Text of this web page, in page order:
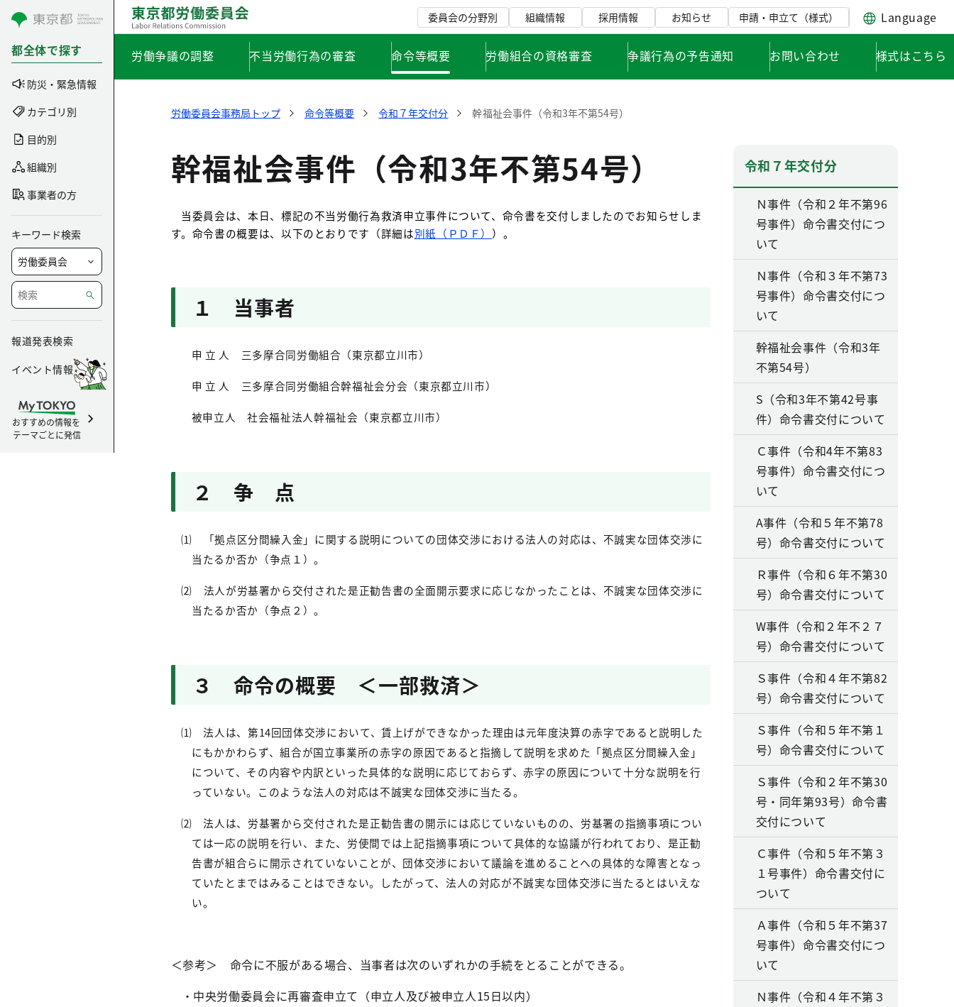
コンテンツにスキップ
都全体で探す
防災・緊急情報
カテゴリ別
目的別
組織別
事業者の方
キーワード検索
報道発表検索
イベント情報
おすすめの情報を
テーマごとに発信
委員会の分野別 組織情報 採用情報 お知らせ 申請・申立て（様式） Language
労働争議の調整 不当労働行為の審査 命令等概要 労働組合の資格審査 争議行為の予告通知 お問い合わせ 様式はこちら
労働委員会事務局トップ 命令等概要 令和７年交付分 幹福祉会事件（令和3年不第54号）
幹福祉会事件（令和3年不第54号）
当委員会は、本日、標記の不当労働行為救済申立事件について、命令書を交付しましたのでお知らせしま
す。命令書の概要は、以下のとおりです（詳細は別紙（ＰＤＦ））。
１ 当事者
申 立 人 三多摩合同労働組合（東京都立川市）
申 立 人 三多摩合同労働組合幹福祉会分会（東京都立川市）
被申立人 社会福祉法人幹福祉会 （東京都立川市）
２ 争 点
⑴ 「拠点区分間繰入金」に関する説明についての団体交渉における法人の対応は、不誠実な団体交渉に
当たるか否か（争点１）。
⑵ 法人が労基署から交付された是正勧告書の全面開示要求に応じなかったことは、不誠実な団体交渉に
当たるか否か（争点２）。
３ 命令の概要 ＜一部救済＞
⑴ 法人は、第14回団体交渉において、賃上げができなかった理由は元年度決算の赤字であると説明した
にもかかわらず、組合が国立事業所の赤字の原因であると指摘して説明を求めた「拠点区分間繰入金」
について、その内容や内訳といった具体的な説明に応じておらず、赤字の原因について十分な説明を行
っていない。このような法人の対応は不誠実な団体交渉に当たる。
⑵ 法人は、労基署から交付された是正勧告書の開示には応じていないものの、労基署の指摘事項につい
ては一応の説明を行い、また、労使間では上記指摘事項について具体的な協議が行われており、是正勧
告書が組合らに開示されていないことが、団体交渉において議論を進めることへの具体的な障害となっ
ていたとまではみることはできない。したがって、法人の対応が不誠実な団体交渉に当たるとはいえな
い。
＜参考＞ 命令に不服がある場合、当事者は次のいずれかの手続をとることができる。
・中央労働委員会に再審査申立て（申立人及び被申立人15日以内）
令和７年交付分
Ｎ事件（令和２年不第96
号事件）命令書交付につ
いて
Ｎ事件（令和３年不第73
号事件）命令書交付につ
いて
幹福祉会事件（令和3年
不第54号）
S（令和3年不第42号事
件）命令書交付について
Ｃ事件（令和4年不第83
号事件）命令書交付につ
いて
A事件（令和５年不第78
号）命令書交付について
Ｒ事件（令和６年不第30
号）命令書交付について
W事件（令和２年不２７
号）命令書交付について
Ｓ事件（令和４年不第82
号）命令書交付について
Ｓ事件（令和５年不第１
号）命令書交付について
Ｓ事件（令和２年不第30
号・同年第93号）命令書
交付について
Ｃ事件（令和５年不第３
１号事件）命令書交付に
ついて
Ａ事件（令和５年不第37
号事件）命令書交付につ
いて
Ｎ事件（令和４年不第３